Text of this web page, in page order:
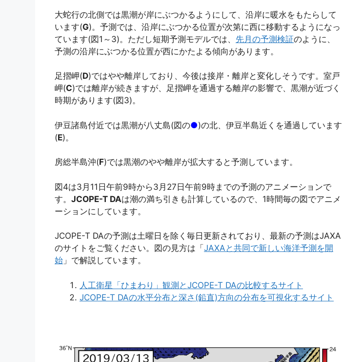
大蛇行の北側では黒潮が岸にぶつかるようにして、沿岸に暖水をもたらして
います(G)。予測では、沿岸にぶつかる位置が次第に西に移動するようになっ
ています(図1～3)。ただし短期予測モデルでは、 先月の予測検証のように、
予測の沿岸にぶつかる位置が西にかたよる傾向があります。
足摺岬(D)ではやや離岸しており、今後は接岸・離岸と変化しそうです。室戸
岬(C)では離岸が続きますが、足摺岬を通過する離岸の影響で、黒潮が近づく
時期があります(図3)。
伊豆諸島付近では黒潮が八丈島(図の●)の北、伊豆半島近くを通過しています
(E)。
房総半島沖(F)では黒潮のやや離岸が拡大すると予測しています。
図4は3月11日午前9時から3月27日午前9時までの予測のアニメーションで
す。 JCOPE-T DAは潮の満ち引きも計算しているので、1時間毎の図でアニメ
ーションにしています。
JCOPE-T DAの予測は土曜日を除く毎日更新されており、最新の予測はJAXA
のサイトをご覧ください。図の見方は「 JAXAと共同で新しい海洋予測を開
始 」で解説しています。
人工衛星「ひまわり」観測とJCOPE-T DAの比較するサイト
JCOPE-T DAの水平分布と深さ(鉛直)方向の分布を可視化するサイト